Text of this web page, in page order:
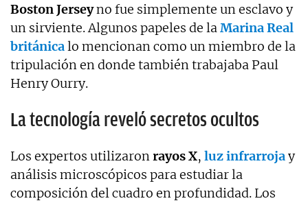
Boston Jerseyno fue simplemente un esclavo y
un sirviente. Algunos papeles de laMarina Real
británicalo mencionan como un miembro de la
tripulación en donde también trabajaba Paul
Henry Ourry.
La tecnología reveló secretos ocultos
Los expertos utilizaronrayos X, luz infrarrojay
análisis microscópicos para estudiar la
composición del cuadro en profundidad. Los